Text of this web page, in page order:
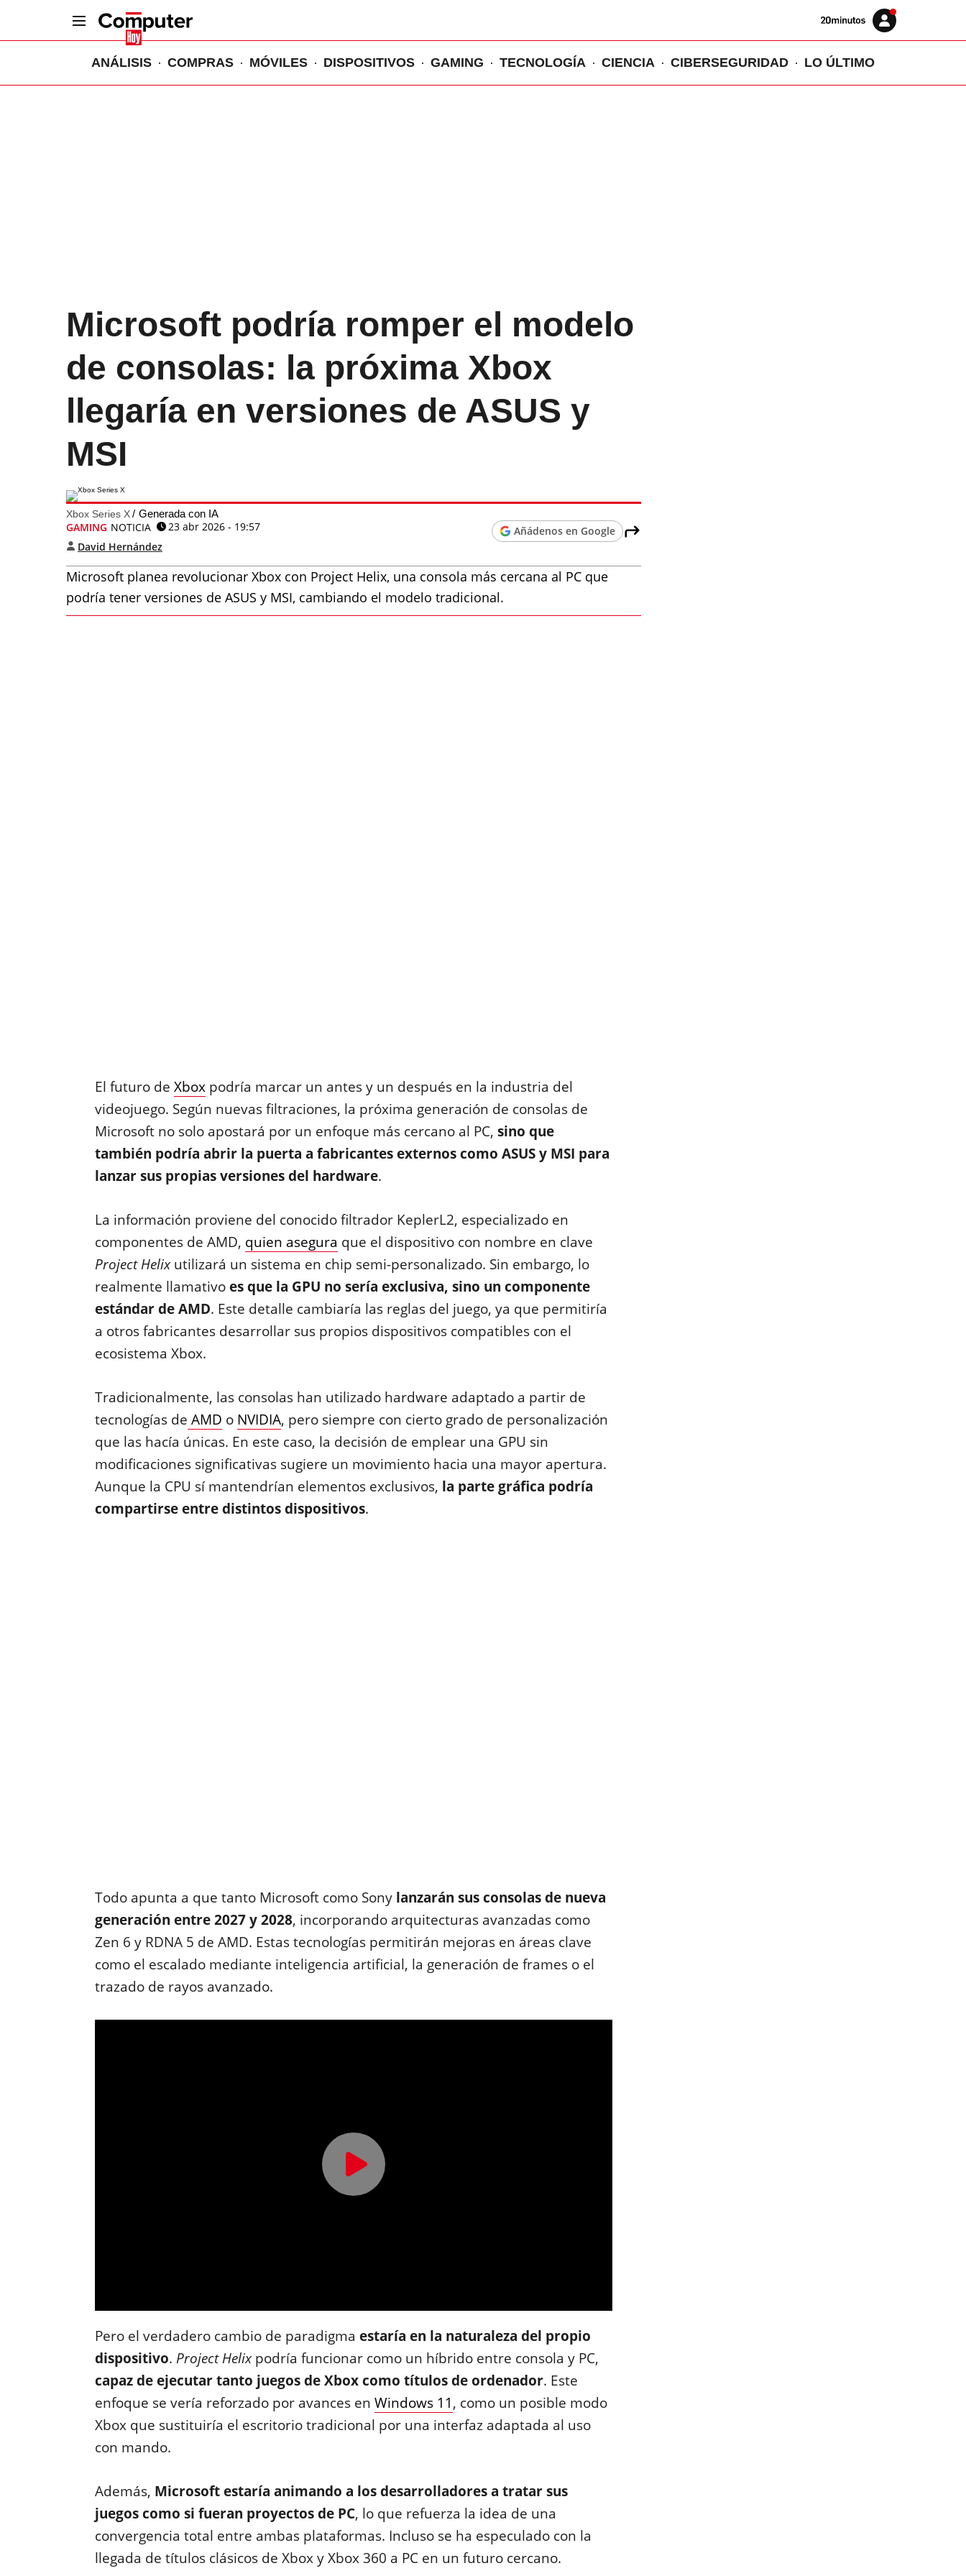
Volver
Iniciar
sesión
ANÁLISIS COMPRAS MÓVILES DISPOSITIVOS GAMING TECNOLOGÍA CIENCIA CIBERSEGURIDAD LO ÚLTIMO
Microsoft podría romper el modelo
de consolas: la próxima Xbox
llegaría en versiones de ASUS y
MSI
Xbox Series X Generada con IA
GAMING NOTICIA
23 abr 2026 - 19:57
David Hernández
Añádenos en Google
Microsoft planea revolucionar Xbox con Project Helix, una consola más cercana al PC que
podría tener versiones de ASUS y MSI, cambiando el modelo tradicional.
El futuro de Xboxpodría marcar un antes y un después en la industria del
videojuego. Según nuevas filtraciones, la próxima generación de consolas de
Microsoft no solo apostará por un enfoque más cercano al PC, sino que
también podría abrir la puerta a fabricantes externos como ASUS y MSI para
lanzar sus propias versiones del hardware.
La información proviene del conocido filtrador KeplerL2, especializado en
componentes de AMD, quien asegura que el dispositivo con nombre en clave
Project Helixutilizará un sistema en chip semi-personalizado. Sin embargo, lo
realmente llamativoes que la GPU no sería exclusiva, sino un componente
estándar de AMD. Este detalle cambiaría las reglas del juego, ya que permitiría
a otros fabricantes desarrollar sus propios dispositivos compatibles con el
ecosistema Xbox.
Tradicionalmente, las consolas han utilizado hardware adaptado a partir de
tecnologías de AMD o NVIDIA, pero siempre con cierto grado de personalización
que las hacía únicas. En este caso, la decisión de emplear una GPU sin
modificaciones significativas sugiere un movimiento hacia una mayor apertura.
Aunque la CPU sí mantendrían elementos exclusivos, la parte gráfica podría
compartirse entre distintos dispositivos.
Todo apunta a que tanto Microsoft como Sony lanzarán sus consolas de nueva
generación entre 2027 y 2028, incorporando arquitecturas avanzadas como
Zen 6 y RDNA 5 de AMD. Estas tecnologías permitirán mejoras en áreas clave
como el escalado mediante inteligencia artificial, la generación de frames o el
trazado de rayos avanzado.
Pero el verdadero cambio de paradigma estaría en la naturaleza del propio
dispositivo. Project Helixpodría funcionar como un híbrido entre consola y PC,
capaz de ejecutar tanto juegos de Xbox como títulos de ordenador. Este
enfoque se vería reforzado por avances en Windows 11, como un posible modo
Xbox que sustituiría el escritorio tradicional por una interfaz adaptada al uso
con mando.
Además, Microsoft estaría animando a los desarrolladores a tratar sus
juegos como si fueran proyectos de PC, lo que refuerza la idea de una
convergencia total entre ambas plataformas. Incluso se ha especulado con la
llegada de títulos clásicos de Xbox y Xbox 360 a PC en un futuro cercano.